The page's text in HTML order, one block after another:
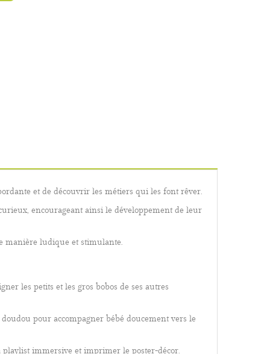
et de découvrir les métiers qui les font rêver.
encourageant ainsi le développement de leur
manière ludique et stimulante.
les petits et les gros bobos de ses autres
pour accompagner bébé doucement vers le
immersive et imprimer le poster-décor.